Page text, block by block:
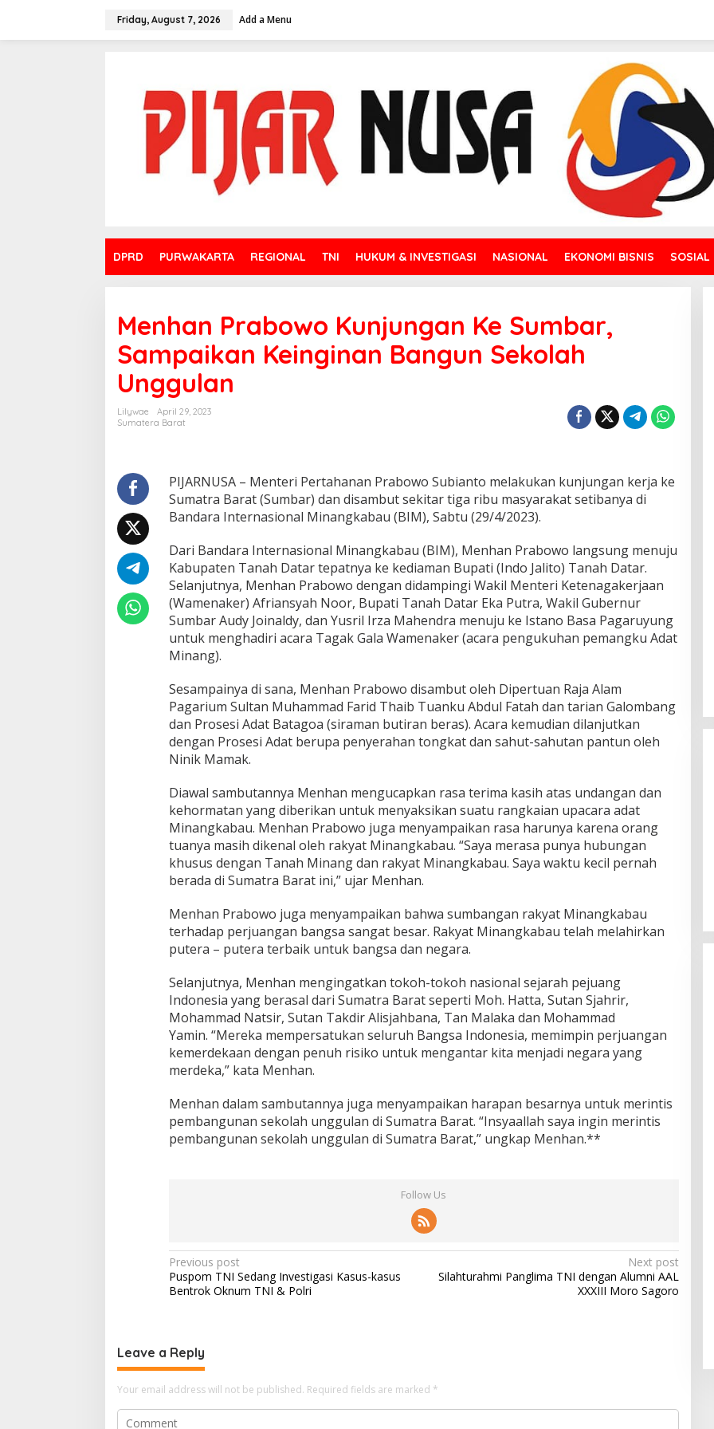
Friday, August 7, 2026 Add a Menu
DPRD PURWAKARTA REGIONAL TNI HUKUM & INVESTIGASI NASIONAL EKONOMI BISNIS SOSIAL
Menhan Prabowo Kunjungan Ke Sumbar,
Sampaikan Keinginan Bangun Sekolah
Unggulan
Lilywae
April 29, 2023
Sumatera Barat
PIJARNUSA – Menteri Pertahanan Prabowo Subianto melakukan kunjungan kerja ke
Sumatra Barat (Sumbar) dan disambut sekitar tiga ribu masyarakat setibanya di
Bandara Internasional Minangkabau (BIM), Sabtu (29/4/2023).
Dari Bandara Internasional Minangkabau (BIM), Menhan Prabowo langsung menuju
Kabupaten Tanah Datar tepatnya ke kediaman Bupati (Indo Jalito) Tanah Datar.
Selanjutnya, Menhan Prabowo dengan didampingi Wakil Menteri Ketenagakerjaan
(Wamenaker) Afriansyah Noor, Bupati Tanah Datar Eka Putra, Wakil Gubernur
Sumbar Audy Joinaldy, dan Yusril Irza Mahendra menuju ke Istano Basa Pagaruyung
untuk menghadiri acara Tagak Gala Wamenaker (acara pengukuhan pemangku Adat
Minang).
Sesampainya di sana, Menhan Prabowo disambut oleh Dipertuan Raja Alam
Pagarium Sultan Muhammad Farid Thaib Tuanku Abdul Fatah dan tarian Galombang
dan Prosesi Adat Batagoa (siraman butiran beras). Acara kemudian dilanjutkan
dengan Prosesi Adat berupa penyerahan tongkat dan sahut-sahutan pantun oleh
Ninik Mamak.
Diawal sambutannya Menhan mengucapkan rasa terima kasih atas undangan dan
kehormatan yang diberikan untuk menyaksikan suatu rangkaian upacara adat
Minangkabau. Menhan Prabowo juga menyampaikan rasa harunya karena orang
tuanya masih dikenal oleh rakyat Minangkabau. “Saya merasa punya hubungan
khusus dengan Tanah Minang dan rakyat Minangkabau. Saya waktu kecil pernah
berada di Sumatra Barat ini,” ujar Menhan.
Menhan Prabowo juga menyampaikan bahwa sumbangan rakyat Minangkabau
terhadap perjuangan bangsa sangat besar. Rakyat Minangkabau telah melahirkan
putera – putera terbaik untuk bangsa dan negara.
Selanjutnya, Menhan mengingatkan tokoh-tokoh nasional sejarah pejuang
Indonesia yang berasal dari Sumatra Barat seperti Moh. Hatta, Sutan Sjahrir,
Mohammad Natsir, Sutan Takdir Alisjahbana, Tan Malaka dan Mohammad
Yamin. “Mereka mempersatukan seluruh Bangsa Indonesia, memimpin perjuangan
kemerdekaan dengan penuh risiko untuk mengantar kita menjadi negara yang
merdeka,” kata Menhan.
Menhan dalam sambutannya juga menyampaikan harapan besarnya untuk merintis
pembangunan sekolah unggulan di Sumatra Barat. “Insyaallah saya ingin merintis
pembangunan sekolah unggulan di Sumatra Barat,” ungkap Menhan.**
Follow Us
Post
navigation
Previous post
Puspom TNI Sedang Investigasi Kasus-kasus
Bentrok Oknum TNI & Polri
Next post
Silahturahmi Panglima TNI dengan Alumni AAL
XXXIII Moro Sagoro
Leave a Reply
Your email address will not be published. Required fields are marked *
Wakil Panglima TNI dan Sejumlah
Pejabat Negara Terima Warga